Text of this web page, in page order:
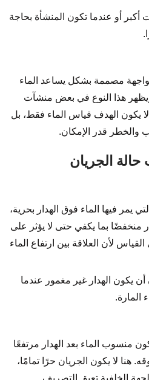
أكبر أو عندما تكون المنشأة بحاجة
مصممة بشكل يساعد الماء
هذا النوع في بعض منشآت
يكون الهدف قياس الماء فقط، بل
والخطر قدر الإمكان.
الجريان
يمر فيها الماء فوق الهدار بحرية،
منخفضًا بما يكفي حتى لا يؤثر على
لأن العلاقة بين ارتفاع الماء
يكون الهدار غير مغمور عندما
المارة.
منسوب الماء بعد الهدار مرتفعًا
هنا لا يكون الجريان حرًا تمامًا،
الخلفية تعيق التصريف.